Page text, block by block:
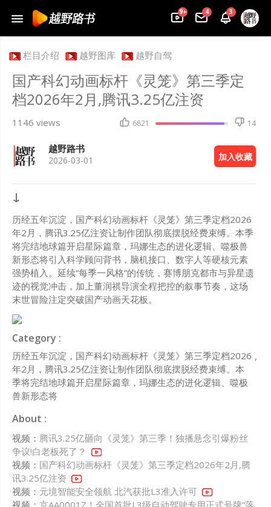
9+ 4 3
栏目介绍 越野图库 越野自驾
国产科幻动画标杆《灵笼》第三季定
档2026年2月,腾讯3.25亿注资
1146 views 6821 14
越野路书
2026-03-01 加入收藏
↓
历经五年沉淀，国产科幻动画标杆《灵笼》第三季定档2026
年2月，腾讯3.25亿注资让制作团队彻底摆脱经费束缚。本季
将完结地球篇开启星际篇章，玛娜生态的进化逻辑、噬极兽
新形态将引入科学顾问背书，脑机接口、数字人等硬核元素
强势植入。延续“每季一风格”的传统，赛博朋克都市与异星遗
迹的视觉冲击，加上董润祺导演全程把控的叙事节奏，这场
末世冒险注定突破国产动画天花板。
Category :
历经五年沉淀，国产科幻动画标杆《灵笼》第三季定档2026
年2月，腾讯3.25亿注资让制作团队彻底摆脱经费束缚。本
季将完结地球篇开启星际篇章，玛娜生态的进化逻辑、噬极
兽新形态将
About :
视频： 腾讯3.25亿砸向《灵笼》第三季！独播悬念引爆粉丝
争议!白老板死了？
视频： 国产科幻动画标杆《灵笼》第三季定档2026年2月,腾
讯3.25亿注资
视频： 元境智能安全领航 北汽获批L3准入许可
视频： 京AA0001Z！全国首批L3级自动驾驶专用正式号牌“落